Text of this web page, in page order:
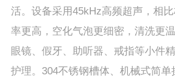
活。设备采用45kHz高频超声，相
率更高，空化气泡更细密，清洗更
眼镜、假牙、助听器、戒指等小件
护理。304不锈钢槽体、机械式简单